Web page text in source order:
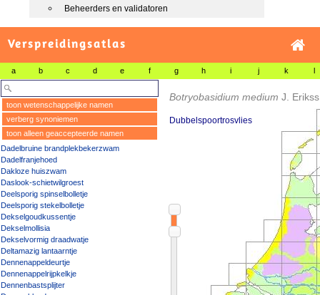
Beheerders en validatoren
Verspreidingsatlas
a b c d e f g h i j k l
toon wetenschappelijke namen
verberg synoniemen
toon alleen geaccepteerde namen
Dadelbruine brandplekbekerzwam
Dadelfranjehoed
Dakloze huiszwam
Daslook-schietwilgroest
Deelsporig spinselbolletje
Deelsporig stekelbolletje
Dekselgoudkussentje
Dekselmollisia
Dekselvormig draadwatje
Deltamazig lantaarntje
Dennenappeldeurtje
Dennenappelrijpkelkje
Dennenbastsplijter
Botryobasidium medium J.
Dubbelspoortrosvlies